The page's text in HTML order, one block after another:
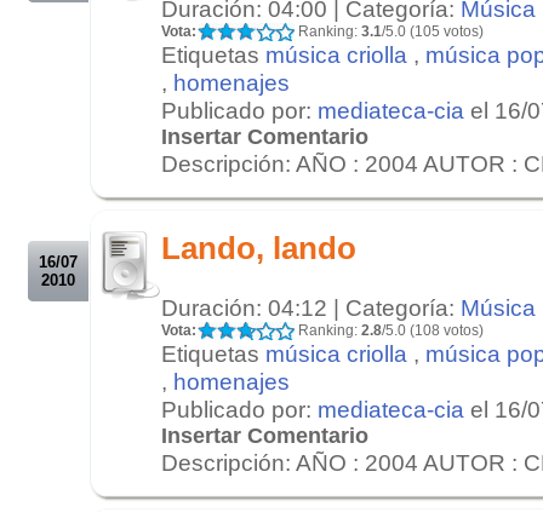
Duración: 04:00 | Categoría: Música
Vota: Ranking: 3.1/5.0 (105 votos)
Etiquetas música criolla , música
, homenajes
Publicado por: mediateca-cia el 16/
Insertar Comentario
Descripción: AÑO : 2004 AUTOR :
16/07
2010
Lando, lando
Duración: 04:12 | Categoría: Música
Vota: Ranking: 2.8/5.0 (108 votos)
Etiquetas música criolla , música
, homenajes
Publicado por: mediateca-cia el 16/
Insertar Comentario
Descripción: AÑO : 2004 AUTOR :